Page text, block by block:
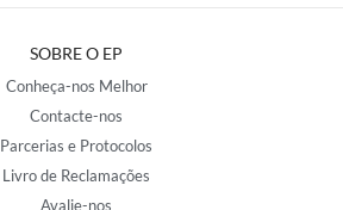
SOBRE O EP
Conheça-nos Melhor
Contacte-nos
Parcerias e Protocolos
Livro de Reclamações
Avalie-nos